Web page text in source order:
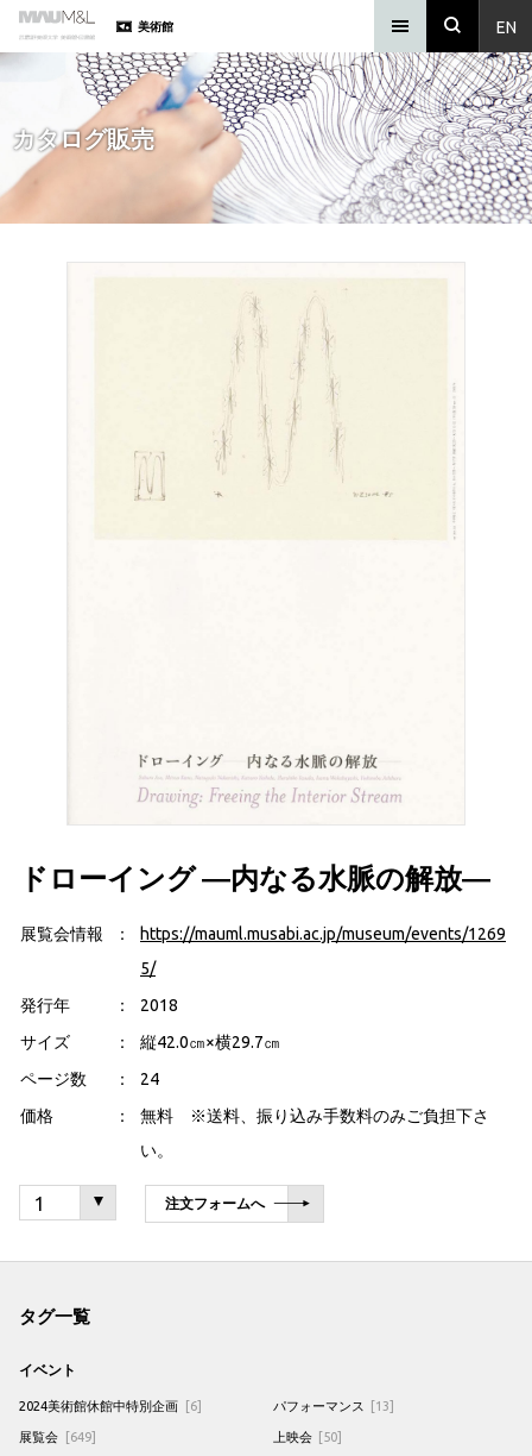
EN
美術館
カタログ販売
ドローイング ―内なる水脈の解放―
展覧会情報
https://mauml.musabi.ac.jp/museum/events/1269
5/
発行年
2018
サイズ
縦42.0㎝×横29.7㎝
ページ数
24
価格
無料 ※送料、振り込み手数料のみご負担下さ
い。
注文フォームへ
タグ一覧
イベント
2024美術館休館中特別企画 [6]
展覧会 [649]
パフォーマンス [13]
上映会 [50]